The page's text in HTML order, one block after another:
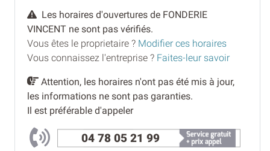
Les horaires d'ouvertures de FONDERIE
VINCENT ne sont pas vérifiés.
Vous êtes le proprietaire ? Modifier ces horaires
Vous connaissez l'entreprise ? Faites-leur savoir
Attention, les horaires n'ont pas été mis à jour,
les informations ne sont pas garanties.
Il est préférable d'appeler
04 78 05 21 99